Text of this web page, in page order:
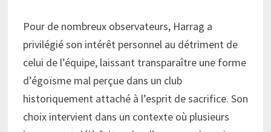
Pour de nombreux observateurs, Harrag a
privilégié son intérêt personnel au détriment de
celui de l’équipe, laissant transparaître une forme
d’égoïsme mal perçue dans un club
historiquement attaché à l’esprit de sacrifice. Son
choix intervient dans un contexte où plusieurs